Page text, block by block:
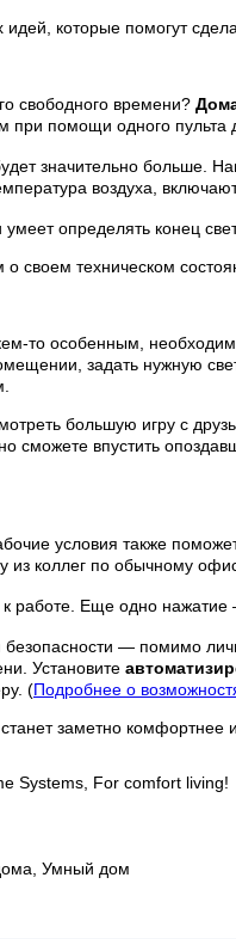
которые помогут
свободного времени?
помощи одного пульта
значительно больше.
воздуха,
определять конец
своем техническом
то особенным,
задать нужную
большую игру с
сможете впустить
условия также
из коллег по обычному
работе. Еще одно нажатие
— помимо
Установите
(Подробнее о
заметно комфортнее
Systems, For comfort living!
Умный дом